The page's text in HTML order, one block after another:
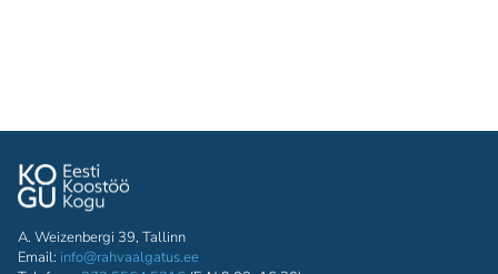
A. Weizenbergi 39, Tallinn
Email: info@rahvaalgatus.ee